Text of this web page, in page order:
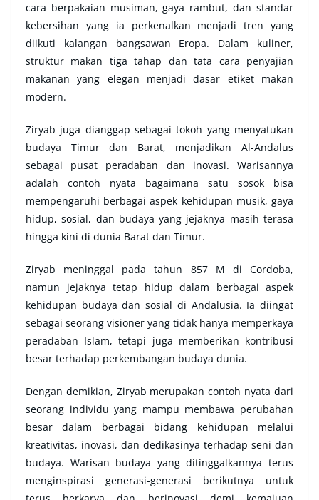
cara berpakaian musiman, gaya rambut, dan standar
kebersihan yang ia perkenalkan menjadi tren yang
diikuti kalangan bangsawan Eropa. Dalam kuliner,
struktur makan tiga tahap dan tata cara penyajian
makanan yang elegan menjadi dasar etiket makan
modern.
Ziryab juga dianggap sebagai tokoh yang menyatukan
budaya Timur dan Barat, menjadikan Al-Andalus
sebagai pusat peradaban dan inovasi. Warisannya
adalah contoh nyata bagaimana satu sosok bisa
mempengaruhi berbagai aspek kehidupan musik, gaya
hidup, sosial, dan budaya yang jejaknya masih terasa
hingga kini di dunia Barat dan Timur.
Ziryab meninggal pada tahun 857 M di Cordoba,
namun jejaknya tetap hidup dalam berbagai aspek
kehidupan budaya dan sosial di Andalusia. Ia diingat
sebagai seorang visioner yang tidak hanya memperkaya
peradaban Islam, tetapi juga memberikan kontribusi
besar terhadap perkembangan budaya dunia.
Dengan demikian, Ziryab merupakan contoh nyata dari
seorang individu yang mampu membawa perubahan
besar dalam berbagai bidang kehidupan melalui
kreativitas, inovasi, dan dedikasinya terhadap seni dan
budaya. Warisan budaya yang ditinggalkannya terus
menginspirasi generasi-generasi berikutnya untuk